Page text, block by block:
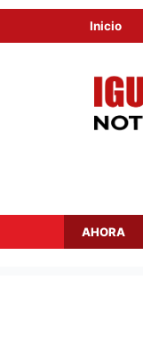
Inicio
AHORA
Pesar en el fútbol